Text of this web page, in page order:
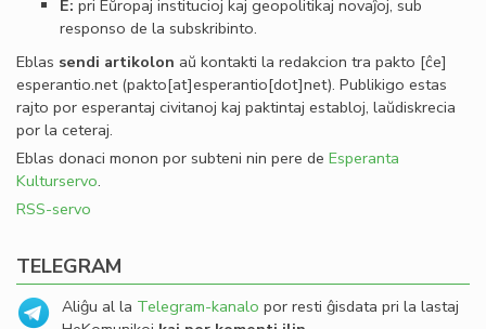
E: pri Eŭropaj institucioj kaj geopolitikaj novaĵoj, sub
responso de la subskribinto.
Eblas sendi artikolon aŭ kontakti la redakcion tra pakto [ĉe]
esperantio.net(pakto[at]esperantio[dot]net). Publikigo estas
rajto por esperantaj civitanoj kaj paktintaj establoj, laŭdiskrecia
por la ceteraj.
Eblas donaci monon por subteni nin pere de Esperanta
Kulturservo.
RSS-servo
TELEGRAM
Aliĝu al la Telegram-kanalo por resti ĝisdata pri la lastaj